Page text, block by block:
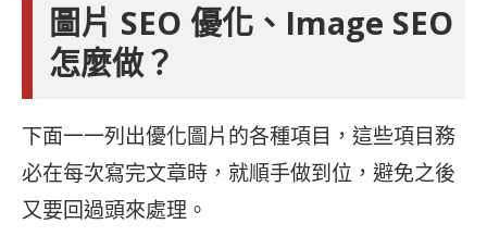
圖片 SEO 優化、Image SEO
怎麼做？
下面一一列出優化圖片的各種項目，這些項目務
必在每次寫完文章時，就順手做到位，避免之後
又要回過頭來處理。